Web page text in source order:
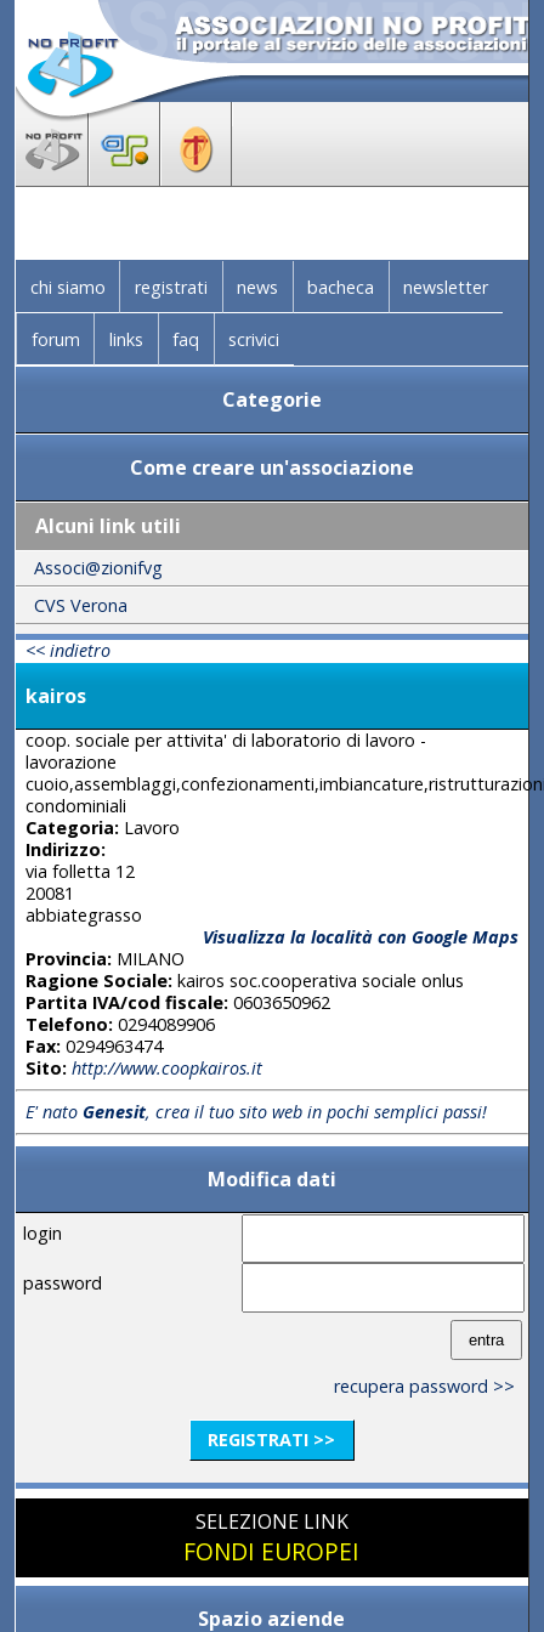
chi siamo registrati news bacheca newsletter
forum links faq scrivici
Categorie
Come creare un'associazione
Alcuni link utili
Associ@zionifvg
CVS Verona
<< indietro
kairos
coop. sociale per attivita' di laboratorio di lavoro -
lavorazione
condominiali
Categoria:Lavoro
Indirizzo:
via folletta 12
20081
abbiategrasso
Visualizza la località con Google Maps
Provincia:MILANO
Ragione Sociale:kairos soc.cooperativa sociale onlus
Partita IVA/cod fiscale:0603650962
Telefono:0294089906
Fax:0294963474
Sito: http://www.coopkairos.it
E' nato Genesit, crea il tuo sito web in pochi semplici passi!
Modifica dati
login
password
recupera password >>
REGISTRATI >>
SELEZIONE LINK
FONDI EUROPEI
Spazio aziende